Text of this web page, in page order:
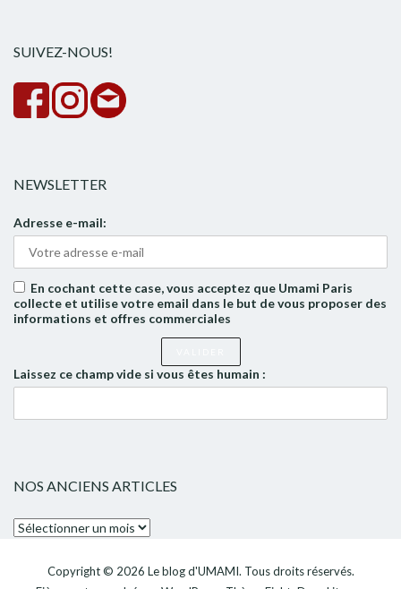
SUIVEZ-NOUS!
NEWSLETTER
Adresse e-mail:
En cochant cette case, vous acceptez que Umami Paris
collecte et utilise votre email dans le but de vous proposer des
informations et offres commerciales
Laissez ce champ vide si vous êtes humain :
NOS ANCIENS ARTICLES
Nos
articlesCopyright © 2026 Le blog d'UMAMI. Tous droits réservés.